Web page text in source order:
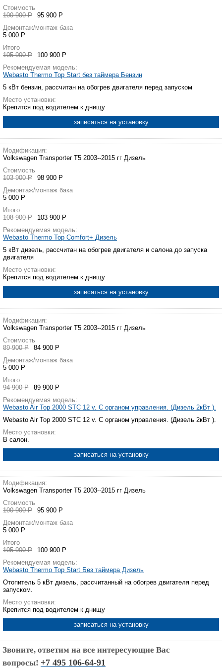
Стоимость
100 900 Р
95 900 Р
Демонтаж/монтаж бака
5 000 Р
Итого
105 900 Р
100 900 Р
Рекомендуемая модель:
Webasto Thermo Top Start без таймера Бензин
5 кВт бензин, рассчитан на обогрев двигателя перед запуском
Место установки:
Крепится под водителем к днищу
записаться на установку
Модификация:
Volkswagen Transporter T5 2003--2015 гг Дизель
Стоимость
103 900 Р
98 900 Р
Демонтаж/монтаж бака
5 000 Р
Итого
108 900 Р
103 900 Р
Рекомендуемая модель:
Webasto Thermo Top Comfort+ Дизель
5 кВт дизель, рассчитан на обогрев двигателя и салона до запуска
двигателя
Место установки:
Крепится под водителем к днищу
записаться на установку
Модификация:
Volkswagen Transporter T5 2003--2015 гг Дизель
Стоимость
89 900 Р
84 900 Р
Демонтаж/монтаж бака
5 000 Р
Итого
94 900 Р
89 900 Р
Рекомендуемая модель:
Webasto Air Top 2000 STC 12 v. С органом управления. (Дизель 2кВт ).
Webasto Air Top 2000 STC 12 v. С органом управления. (Дизель 2кВт ).
Место установки:
В салон.
записаться на установку
Модификация:
Volkswagen Transporter T5 2003--2015 гг Дизель
Стоимость
100 900 Р
95 900 Р
Демонтаж/монтаж бака
5 000 Р
Итого
105 900 Р
100 900 Р
Рекомендуемая модель:
Webasto Thermo Top Start Без таймера Дизель
Отопитель 5 кВт дизель, рассчитанный на обогрев двигателя перед
запуском.
Место установки:
Крепится под водителем к днищу
записаться на установку
Звоните, ответим на все интересующие Вас
вопросы! +7 495 106-64-91